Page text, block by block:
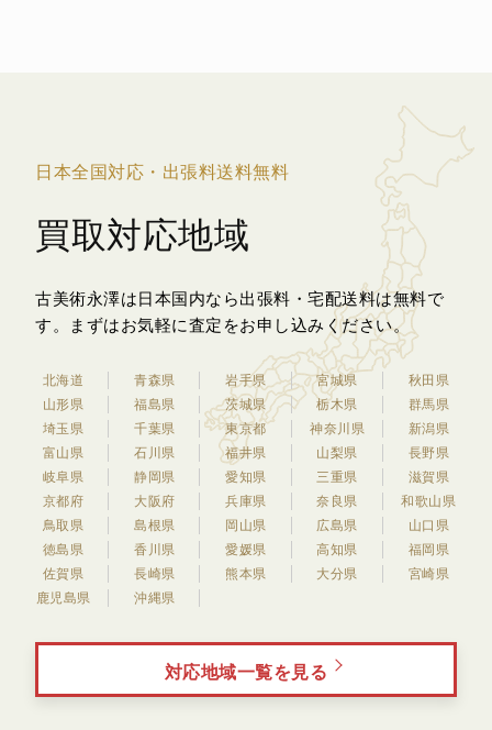
日本全国対応・出張料送料無料
買取対応地域
古美術永澤は日本国内なら出張料・宅配送料は無料で
す。
まずはお気軽に査定をお申し込みください。
北海道 青森県 岩手県 宮城県
秋田県
山形県
福島県 茨城県 栃木県
群馬県
埼玉県
千葉県 東京都 神奈川県
新潟県
富山県
石川県 福井県 山梨県
長野県
岐阜県
静岡県 愛知県 三重県
滋賀県
京都府
大阪府 兵庫県 奈良県
和歌山県
鳥取県
島根県 岡山県 広島県
山口県
徳島県
香川県 愛媛県 高知県
福岡県
佐賀県
長崎県 熊本県 大分県
宮崎県
鹿児島県
沖縄県
対応地域一覧を見る